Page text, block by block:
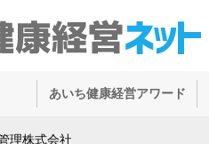
あいち健康経営アワード
理株式会社